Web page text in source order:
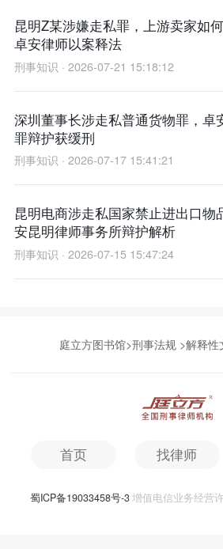
昆明Z某涉嫌走私罪，上游卖家如
卓安律师以案释法
刑事知识 · 2026-07-21 15:18:12
深圳董事长涉走私普通货物罪，卓
罪辩护获缓刑
刑事知识 · 2026-07-17 15:41:21
昆明电商涉走私国家禁止进出口物
安昆明律师事务所辩护解析
刑事知识 · 2026-07-15 15:47:24
庭立方图书馆>刑事法规 >解释性
首页 找律师
蜀ICP备19033458号-3增值电信业务经营